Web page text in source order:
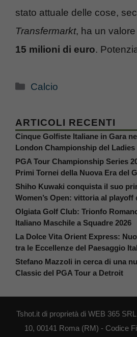
stato attuale delle cose,
Transfermarkt, ha un
15 milioni di euro.
Categorie
Calcio
ARTICOLI RECENTI
Cinque Golfiste Italiane in Gara
London Championship del
PGA Tour Championship Series
Primi Tornei della Nuova Era del
Shiho Kuwaki conquista il suo
Women’s Open: vittoria al
Olgiata Golf Club: Trionfo
Italiano Maschile a Squadre 2026
La Dolce Vita Orient Express:
tra le Eccellenze del Paesaggio
Stefano Mazzoli in cerca di una
Classic del PGA Tour a Detroit
Tshot.it di proprietà di WEB 365
10, 00141 Roma (RM) - Codice